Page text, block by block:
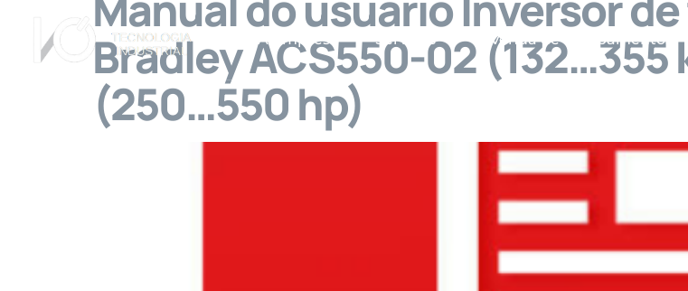
A Empresa Serviços Venda de Equipamentos
Bradley ACS550-02 (132…355
(250…550 hp)